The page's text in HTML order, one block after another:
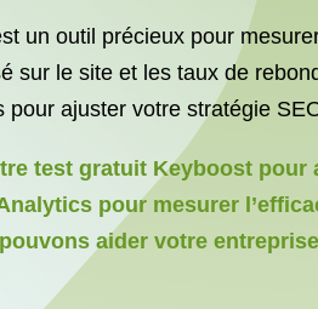
un outil précieux pour
sur le site et les taux de
ajuster votre stratégie
test gratuit Keyboost
pour mesurer
aider votre